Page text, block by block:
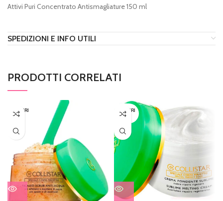
Attivi Puri Concentrato Antismagliature 150 ml
SPEDIZIONI E INFO UTILI
PRODOTTI CORRELATI
ESAURI
TO
ESAURI
TO